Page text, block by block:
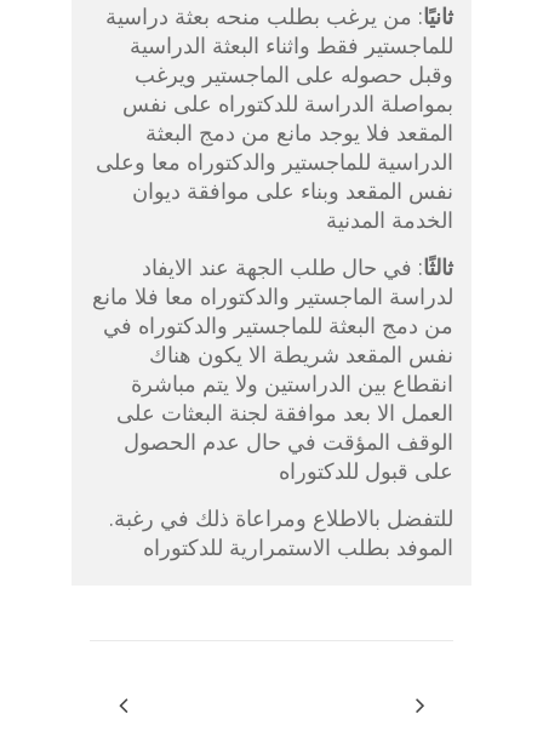
ثانيًا: من يرغب بطلب منحه بعثة دراسية
للماجستير فقط واثناء البعثة الدراسية
وقبل حصوله على الماجستير ويرغب
بمواصلة الدراسة للدكتوراه على نفس
المقعد فلا يوجد مانع من دمج البعثة
الدراسية للماجستير والدكتوراه معا وعلى
نفس المقعد وبناء على موافقة ديوان
الخدمة المدنية
ثالثًا: في حال طلب الجهة عند الايفاد
لدراسة الماجستير والدكتوراه معا فلا مانع
من دمج البعثة للماجستير والدكتوراه في
نفس المقعد شريطة الا يكون هناك
انقطاع بين الدراستين ولا يتم مباشرة
العمل الا بعد موافقة لجنة البعثات على
الوقف المؤقت في حال عدم الحصول
على قبول للدكتوراه
.للتفضل بالاطلاع ومراعاة ذلك في رغبة
الموفد بطلب الاستمرارية للدكتوراه